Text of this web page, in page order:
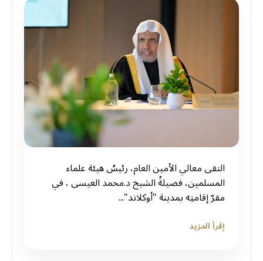
التقى معالي الأمين العام، رئيسُ هيئة علماء
المسلمين، فضيلةُ الشيخ د.⁧‫محمد العيسى‬⁩ ‬⁩، في
مقرّ إقامتِه بمدينة "أوكلاند"...
إقرأ المزيد